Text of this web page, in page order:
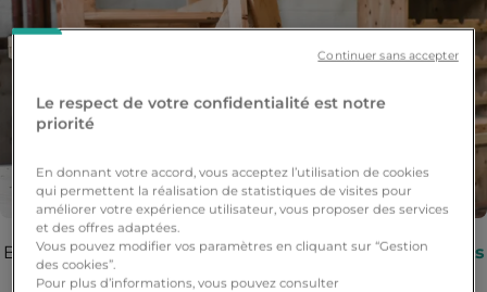
Bienvenue à la FabrykchezStrasbourg Ynov Campus
, le lieu où l'art rencontre l'artisanat. Découvrez ces
Le respect de votre confidentialité est notre
priorité
En donnant votre accord, vous acceptez l’utilisation de cookies
qui permettent la réalisation de statistiques de visites pour
améliorer votre expérience utilisateur, vous proposer des services
et des offres adaptées.
Vous pouvez modifier vos paramètres en cliquant sur “Gestion
des cookies”.
Pour plus d’informations, vous pouvez consulter
Continuer sans accepter